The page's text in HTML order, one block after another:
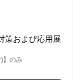
策および応用展
】のみ